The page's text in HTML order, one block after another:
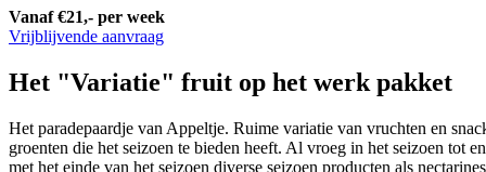
Vanaf €21,- per week
Vrijblijvende aanvraag
Het "Variatie" fruit op het werk pakket
Het paradepaardje van Appeltje. Ruime variatie van vruchten en
groenten die het seizoen te bieden heeft. Al vroeg in het seizoen tot en
met het einde van het seizoen diverse seizoen producten als